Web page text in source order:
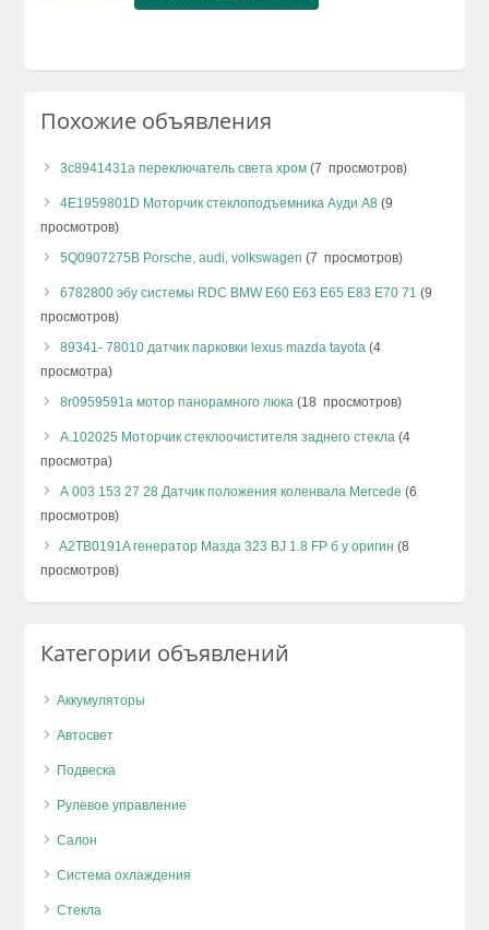
Похожие объявления
3c8941431a переключатель света хром (7 просмотров)
4E1959801D Моторчик стеклоподъемника Ауди A8 (9
просмотров)
5Q0907275B Porsche, audi, volkswagen (7 просмотров)
6782800 эбу системы RDC BMW E60 E63 E65 E83 E70 71 (9
просмотров)
89341- 78010 датчик парковки lexus mazda tayota (4
просмотра)
8r0959591a мотор панорамного люка (18 просмотров)
А.102025 Моторчик стеклоочистителя заднего стекла (4
просмотра)
А 003 153 27 28 Датчик положения коленвала Mercede (6
просмотров)
A2TB0191A генератор Мазда 323 BJ 1.8 FP б у оригин (8
просмотров)
Категории объявлений
Аккумуляторы
Автосвет
Подвеска
Рулевое управление
Салон
Система охлаждения
Стекла